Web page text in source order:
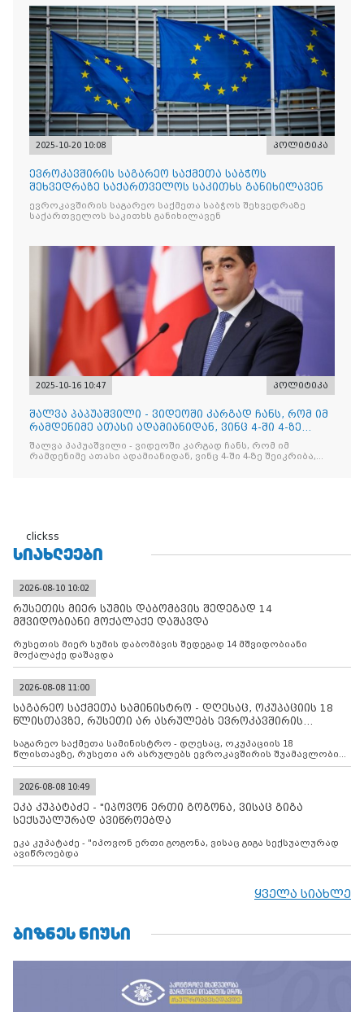
2025-10-20 10:08 პოლიტიკა
ევროკავშირის საგარეო საქმეთა საბჭოს
შეხვედრაზე საქართველოს საკითხს განიხილავენ
ევროკავშირის საგარეო საქმეთა საბჭოს შეხვედრაზე
საქართველოს საკითხს განიხილავენ
2025-10-16 10:47 პოლიტიკა
შალვა პაპუაშვილი - ვიდეოში კარგად ჩანს, რომ იმ
რამდენიმე ათასი ადამიანიდან, ვინც 4-ში 4-ზე
შეიკრიბა,
შალვა პაპუაშვილი - ვიდეოში კარგად ჩანს, რომ იმ
რამდენიმე ათასი ადამიანიდან, ვინც 4-ში 4-ზე შეიკრიბა,
clickss
ᲡᲘᲐᲮᲚᲔᲔᲑᲘ
2026-08-10 10:02
რუსეთის მიერ სუმის დაბომბვის შედეგად 14
მშვიდობიანი მოქალაქე დაშავდა
რუსეთის მიერ სუმის დაბომბვის შედეგად 14 მშვიდობიანი
მოქალაქე დაშავდა
2026-08-08 11:00
საგარეო საქმეთა სამინისტრო - დღესაც, ოკუპაციის 18
წლისთავზე, რუსეთი არ ასრულებს ევროკავშირის
საგარეო საქმეთა სამინისტრო - დღესაც, ოკუპაციის 18
წლისთავზე, რუსეთი არ ასრულებს ევროკავშირის შუამავლობით
დადებულ 2008 წლის 12 აგვისტოს ცეცხლის შეწყვეტის
კონტროლს ოკუპირებულ რეგიონებში, აგრძელებს მათი
მილიტარიზაციის პროცესს და აქტიურად დგამს ნაბიჯებს მათი
ფაქტობრივი ანექსიისკენ
2026-08-08 10:49
ეკა კუპატაძე - "იპოვონ ერთი გოგონა, ვისაც გიგა
სექსუალურად ავიწროებდა
ეკა კუპატაძე - "იპოვონ ერთი გოგონა, ვისაც გიგა სექსუალურად
ავიწროებდა
ყველა სიახლე
ᲑᲘᲖᲜᲔᲡ ᲜᲘᲣᲡᲘ